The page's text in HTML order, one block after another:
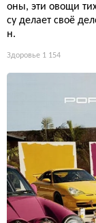
оны, эти овощи
су делает своё
н.
Здоровье 1 154